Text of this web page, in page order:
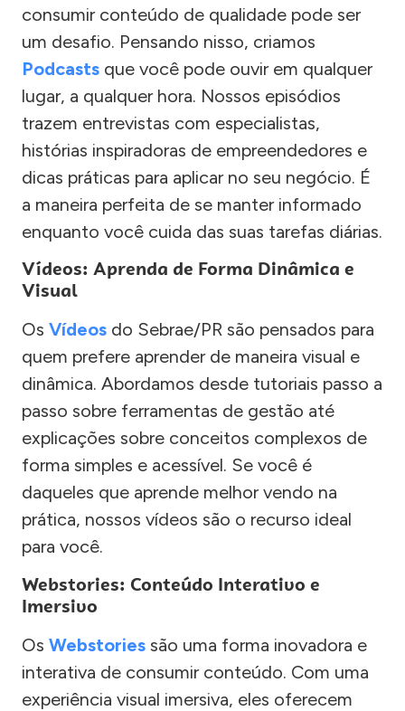
consumir conteúdo de qualidade pode ser
um desafio. Pensando nisso, criamos
Podcasts que você pode ouvir em qualquer
lugar, a qualquer hora. Nossos episódios
trazem entrevistas com especialistas,
histórias inspiradoras de empreendedores e
dicas práticas para aplicar no seu negócio. É
a maneira perfeita de se manter informado
enquanto você cuida das suas tarefas diárias.
Vídeos: Aprenda de Forma Dinâmica e
Visual
Os Vídeos do Sebrae/PR são pensados para
quem prefere aprender de maneira visual e
dinâmica. Abordamos desde tutoriais passo a
passo sobre ferramentas de gestão até
explicações sobre conceitos complexos de
forma simples e acessível. Se você é
daqueles que aprende melhor vendo na
prática, nossos vídeos são o recurso ideal
para você.
Webstories: Conteúdo Interativo e
Imersivo
Os Webstories são uma forma inovadora e
interativa de consumir conteúdo. Com uma
experiência visual imersiva, eles oferecem